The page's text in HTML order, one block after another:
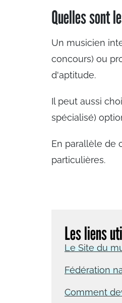
Quelles sont
Un musicien
concours) ou
d'aptitude.
Il peut aussi
spécialisé)
En parallèle de
particulières.
Les liens
Le Site du
Fédération
Comment